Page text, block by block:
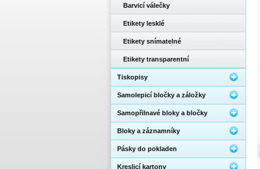
Barvicí válečky
Etikety lesklé
Etikety snímatelné
Etikety transparentní
Tiskopisy
Samolepicí bločky a záložky
Samopřilnavé bloky a bločky
Bloky a záznamníky
Pásky do pokladen
Kreslicí kartony